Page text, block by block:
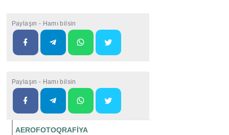
Paylaşın - Hamı bilsin
Paylaşın - Hamı bilsin
AEROFOTOQRAFİYA